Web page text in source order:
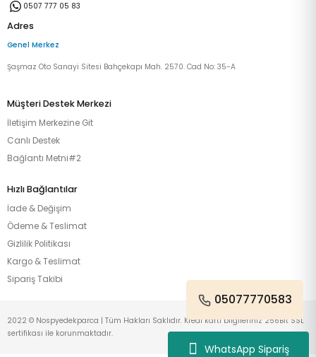
WhatsApp Sipariş
0507 777 05 83
Adres
Genel Merkez
Şaşmaz Oto Sanayi Sitesi Bahçekapı Mah. 2570. Cad No: 35-A
Müşteri Destek Merkezi
İletişim Merkezine Git
Canlı Destek
Bağlantı Metni#2
Hızlı Bağlantılar
İade & Değişim
Ödeme & Teslimat
Gizlilik Politikası
Kargo & Teslimat
Sipariş Takibi
05077770583
2022 © Nospyedekparca | Tüm Hakları Saklıdır. Kredi kartı bilgileriniz 256Bit SSL
sertifikası ile korunmaktadır.